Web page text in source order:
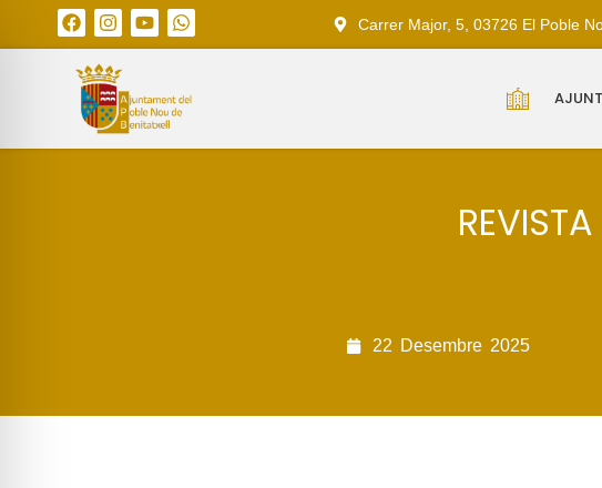
Carrer Major, 5, 03726 El Poble
22 Desembre 2025